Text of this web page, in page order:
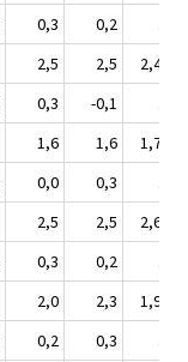
0,3 0,2
2,5 2,5
2,4
0,3 -0,1
1,6 1,6
1,7
0,0 0,3
2,5 2,5
2,6
0,3 0,2
2,0 2,3
1,9
0,2 0,3